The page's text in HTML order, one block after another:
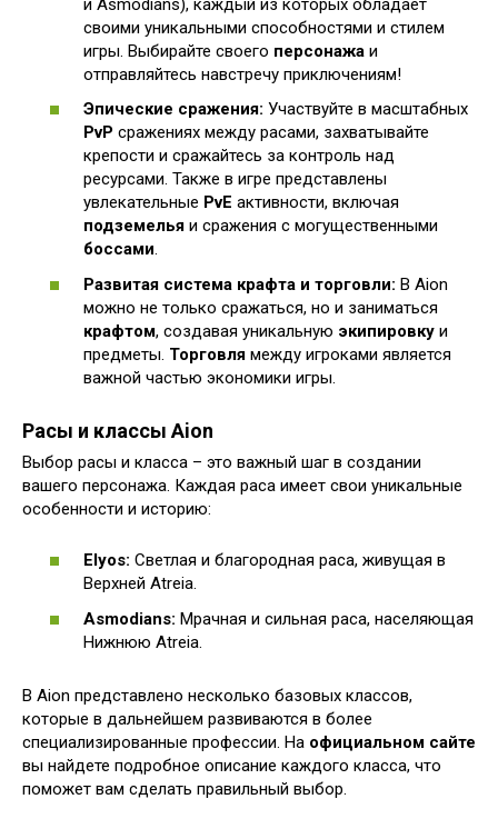
своими уникальными способностями и стилем
игры. Выбирайте своего персонажа и
отправляйтесь навстречу приключениям!
Эпические сражения: Участвуйте в масштабных
PvP сражениях между расами, захватывайте
крепости и сражайтесь за контроль над
ресурсами. Также в игре представлены
увлекательные PvE активности, включая
подземелья и сражения с могущественными
боссами.
Развитая система крафта и торговли: В Aion
можно не только сражаться, но и заниматься
крафтом, создавая уникальную экипировку и
предметы. Торговля между игроками является
важной частью экономики игры.
Расы и классы Aion
Выбор расы и класса – это важный шаг в создании
вашего персонажа. Каждая раса имеет свои уникальные
особенности и историю:
Elyos: Светлая и благородная раса, живущая в
Верхней Atreia.
Asmodians: Мрачная и сильная раса, населяющая
Нижнюю Atreia.
В Aion представлено несколько базовых классов,
которые в дальнейшем развиваются в более
специализированные профессии. На официальном сайте
вы найдете подробное описание каждого класса, что
поможет вам сделать правильный выбор.